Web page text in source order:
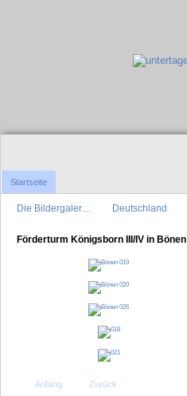
Startseite
Die Bildergaler… Deutschland
Förderturm Königsborn III/IV in Bönen
Anfang Zurück